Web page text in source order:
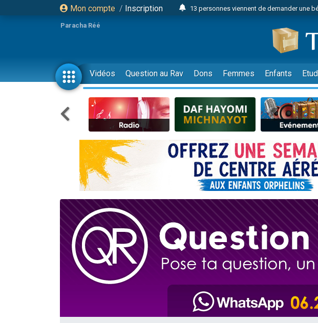
Mon compte / Inscription
13 personnes viennent de demander une
12 nouvelles musiques dans Torah-
30 personnes viennent de faire un don
3 personnes viennent de nous rejoindre sur
2 personnes viennent de nous rejoindre
3 personnes viennent de nous rejoindre
2 nouvelles musiques dans Torah-Box
8 personnes viennent de faire un don
4 personnes viennent de faire un don
Nouvelle émission radio : Visions de
61 personnes viennent de demander une
Il reste 49 places pour étudier en
Ariel vient de donner son Maasser
Nathaniel vient de donner son Maasser
6 personnes viennent de faire un don
10 personnes viennent de demander une
Il reste 49 places pour étudier en
2 personnes viennent de nous rejoindre
Paracha Réé
Vidéos Question au Rav Dons Femmes Enfants